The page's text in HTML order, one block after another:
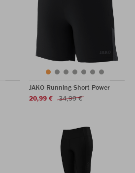
JAKO Running Short Power
20,99 €
34,99 €